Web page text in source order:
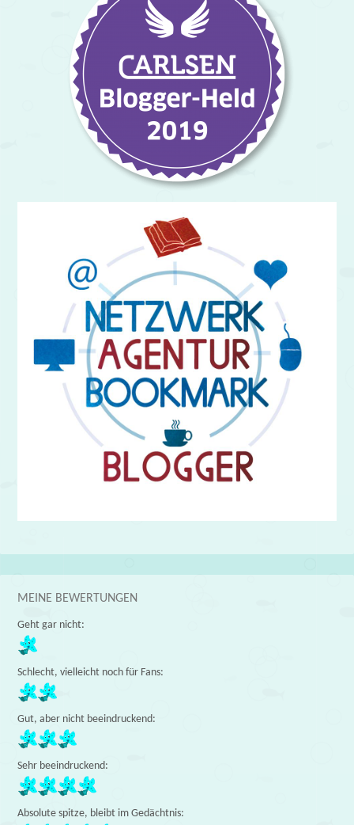
MEINE BEWERTUNGEN
Geht gar nicht:
Schlecht, vielleicht noch für Fans:
Gut, aber nicht beeindruckend:
Sehr beeindruckend:
Absolute spitze, bleibt im Gedächtnis: